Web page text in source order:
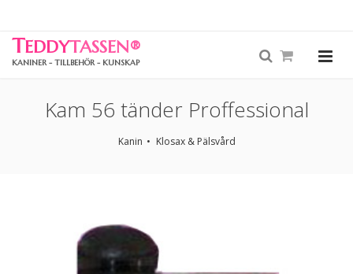
TEDDYTASSEN®
KANINER - TILLBEHÖR - KUNSKAP
Kam 56 tänder Proffessional
Kanin Klosax & Pälsvård